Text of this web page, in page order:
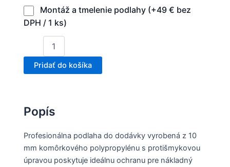
Montáž a tmelenie podlahy (+49 € bez
DPH / 1 ks)
Pridať do košíka
Popís
Profesionálna podlaha do dodávky vyrobená z 10
mm komôrkového polypropylénu s protišmykovou
úpravou poskytuje ideálnu ochranu pre nákladný